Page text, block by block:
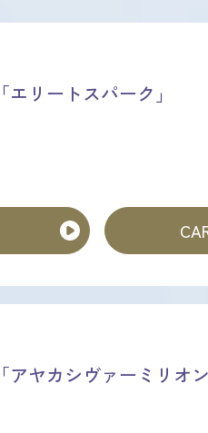
リートスパーク」
アヤカシヴァーミリオ